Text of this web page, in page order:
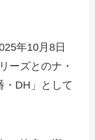
年10月8日
ーズとのナ・
・DH」として